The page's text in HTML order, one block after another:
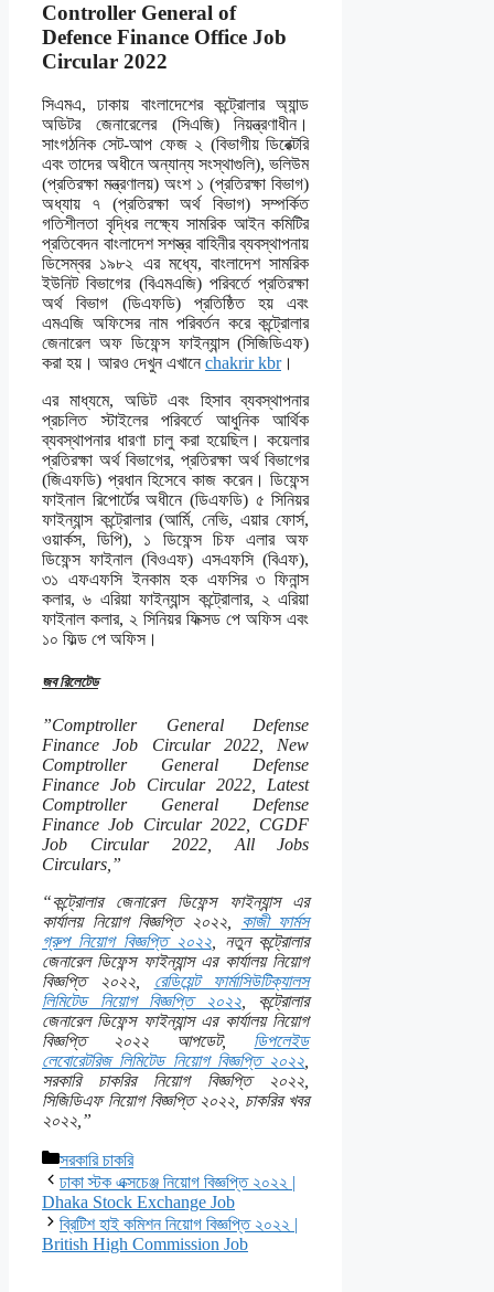
Controller General of
Defence Finance Office Job
Circular 2022
সিএমএ, ঢাকায় বাংলাদেশের কন্ট্রোলার অ্যান্ড
অডিটর জেনারেলের (সিএজি) নিয়ন্ত্রণাধীন।
সাংগঠনিক সেট-আপ ফেজ ২ (বিভাগীয় ডিরেক্টরি
এবং তাদের অধীনে অন্যান্য সংস্থাগুলি), ভলিউম
(প্রতিরক্ষা মন্ত্রণালয়) অংশ ১ (প্রতিরক্ষা বিভাগ)
অধ্যায় ৭ (প্রতিরক্ষা অর্থ বিভাগ) সম্পর্কিত
গতিশীলতা বৃদ্ধির লক্ষ্যে সামরিক আইন কমিটির
প্রতিবেদন বাংলাদেশ সশস্ত্র বাহিনীর ব্যবস্থাপনায়
ডিসেম্বর ১৯৮২ এর মধ্যে, বাংলাদেশ সামরিক
ইউনিট বিভাগের (বিএমএজি) পরিবর্তে প্রতিরক্ষা
অর্থ বিভাগ (ডিএফডি) প্রতিষ্ঠিত হয় এবং
এমএজি অফিসের নাম পরিবর্তন করে কন্ট্রোলার
জেনারেল অফ ডিফেন্স ফাইন্যান্স (সিজিডিএফ)
করা হয়। আরও দেখুন এখানে chakrir kbr।
এর মাধ্যমে, অডিট এবং হিসাব ব্যবস্থাপনার
প্রচলিত স্টাইলের পরিবর্তে আধুনিক আর্থিক
ব্যবস্থাপনার ধারণা চালু করা হয়েছিল। কয়েলার
প্রতিরক্ষা অর্থ বিভাগের, প্রতিরক্ষা অর্থ বিভাগের
(জিএফডি) প্রধান হিসেবে কাজ করেন। ডিফেন্স
ফাইনাল রিপোর্টের অধীনে (ডিএফডি) ৫ সিনিয়র
ফাইন্যান্স কন্ট্রোলার (আর্মি, নেভি, এয়ার ফোর্স,
ওয়ার্কস, ডিপি), ১ ডিফেন্স চিফ এলার অফ
ডিফেন্স ফাইনাল (বিওএফ) এসএফসি (বিএফ),
৩১ এফএফসি ইনকাম হক এফসির ৩ ফিনান্স
কলার, ৬ এরিয়া ফাইন্যান্স কন্ট্রোলার, ২ এরিয়া
ফাইনাল কলার, ২ সিনিয়র ফিক্সড পে অফিস এবং
১০ ফিল্ড পে অফিস।
জব রিলেটেড
”Comptroller General Defense
Finance Job Circular 2022, New
Comptroller General Defense
Finance Job Circular 2022, Latest
Comptroller General Defense
Finance Job Circular 2022, CGDF
Job Circular 2022, All Jobs
Circulars,”
“কন্ট্রোলার জেনারেল ডিফেন্স ফাইন্যান্স এর
কার্যালয় নিয়োগ বিজ্ঞপ্তি ২০২২,
কাজী ফার্মস
গ্রুপ নিয়োগ বিজ্ঞপ্তি ২০২২, নতুন কন্ট্রোলার
জেনারেল ডিফেন্স ফাইন্যান্স এর কার্যালয় নিয়োগ
বিজ্ঞপ্তি ২০২২, রেডিয়েন্ট ফার্মাসিউটিক্যালস
লিমিটেড নিয়োগ বিজ্ঞপ্তি ২০২২, কন্ট্রোলার
জেনারেল ডিফেন্স ফাইন্যান্স এর কার্যালয় নিয়োগ
বিজ্ঞপ্তি ২০২২ আপডেট, ডিপলেইড
লেবোরেটরিজ লিমিটেড নিয়োগ বিজ্ঞপ্তি ২০২২
সরকারি চাকরির নিয়োগ বিজ্ঞপ্তি ২০২২,
সিজিডিএফ নিয়োগ বিজ্ঞপ্তি ২০২২, চাকরির খবর
২০২২,”
Categories
সরকারি চাকরি
ঢাকা স্টক এক্সচেঞ্জ নিয়োগ বিজ্ঞপ্তি ২০২২ |
Dhaka Stock Exchange Job
ব্রিটিশ হাই কমিশন নিয়োগ বিজ্ঞপ্তি ২০২২ |
British High Commission Job